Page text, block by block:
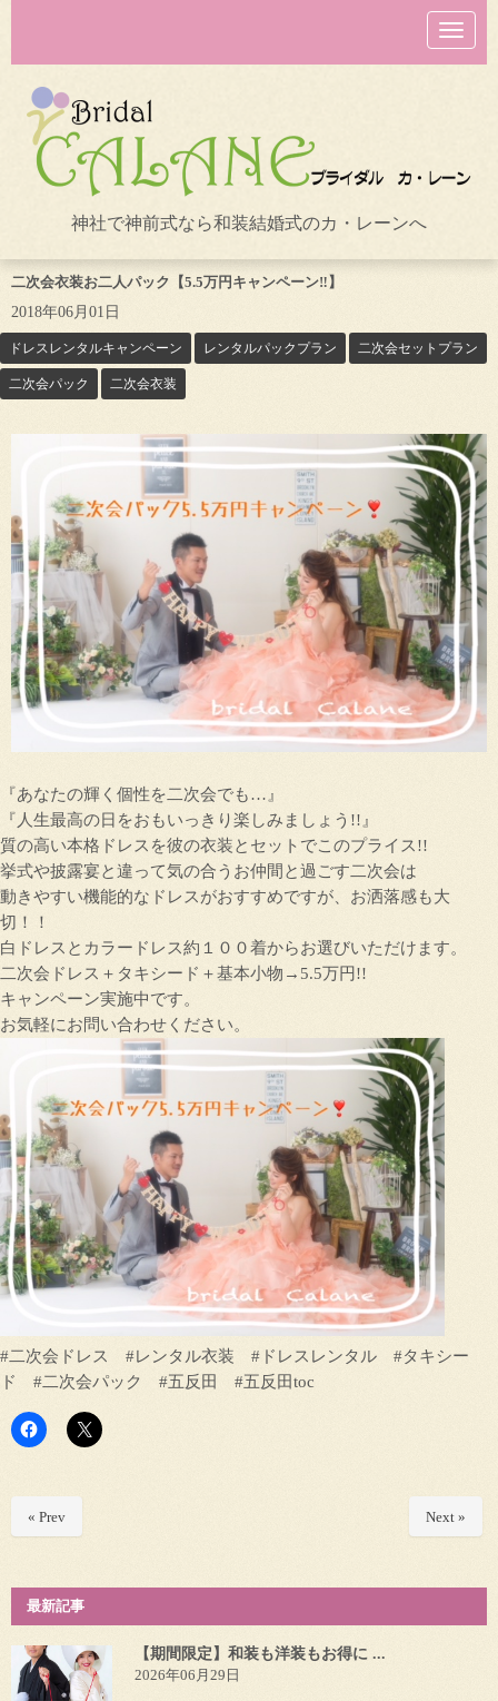
N
a
v
o
n
神社で神前式なら和装結婚式のカ・レーンへ
二次会衣装お二人パック【5.5万円キャンペーン‼】
2018年06月01日
ドレスレンタルキャンペーン レンタルパックプラン 二次会セットプラン
二次会パック 二次会衣装
『あなたの輝く個性を二次会でも…』
『人生最高の日をおもいっきり楽しみましょう!!』
質の高い本格ドレスを彼の衣装とセットでこのプライス!!
挙式や披露宴と違って気の合うお仲間と過ごす二次会は
動きやすい機能的なドレスがおすすめですが、お洒落感も大
切！！
白ドレスとカラードレス約１００着からお選びいただけます。
二次会ドレス＋タキシード＋基本小物→5.5万円!!
キャンペーン実施中です。
お気軽にお問い合わせください。
#二次会ドレス #レンタル衣装 #ドレスレンタル #タキシー
ド #二次会パック #五反田 #五反田toc
« Prev Next »
最新記事
【期間限定】和装も洋装もお得に ...
2026年06月29日